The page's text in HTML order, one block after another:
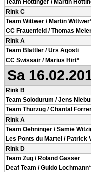
Team Hottinger / Martin
Rink C
Team Wittwer / Martin
CC Frauenfeld / Thomas
Rink A
Team Blättler / Urs Agosti
CC Swissair / Marius Hirt*
Sa
Rink B
Team Solodurum / Jens
Team Thurzug / Chantal
Rink A
Team Oehninger / Samie
Les Ponts du Martel / Patrick
Rink D
Team Zug / Roland Gasser
Deaf Team / Guido Lochmann*